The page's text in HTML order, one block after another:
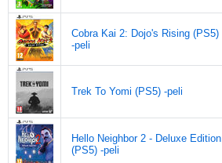
Cobra Kai 2: Dojo's Rising (PS5)
-peli
Trek To Yomi (PS5) -peli
Hello Neighbor 2 - Deluxe Edition
(PS5) -peli